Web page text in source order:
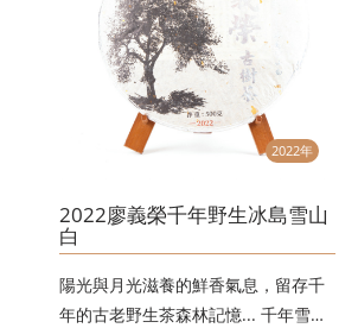
2022年
2022廖義榮千年野生冰島雪山
白
陽光與月光滋養的鮮香氣息，留存千
年的古老野生茶森林記憶... 千年雪山